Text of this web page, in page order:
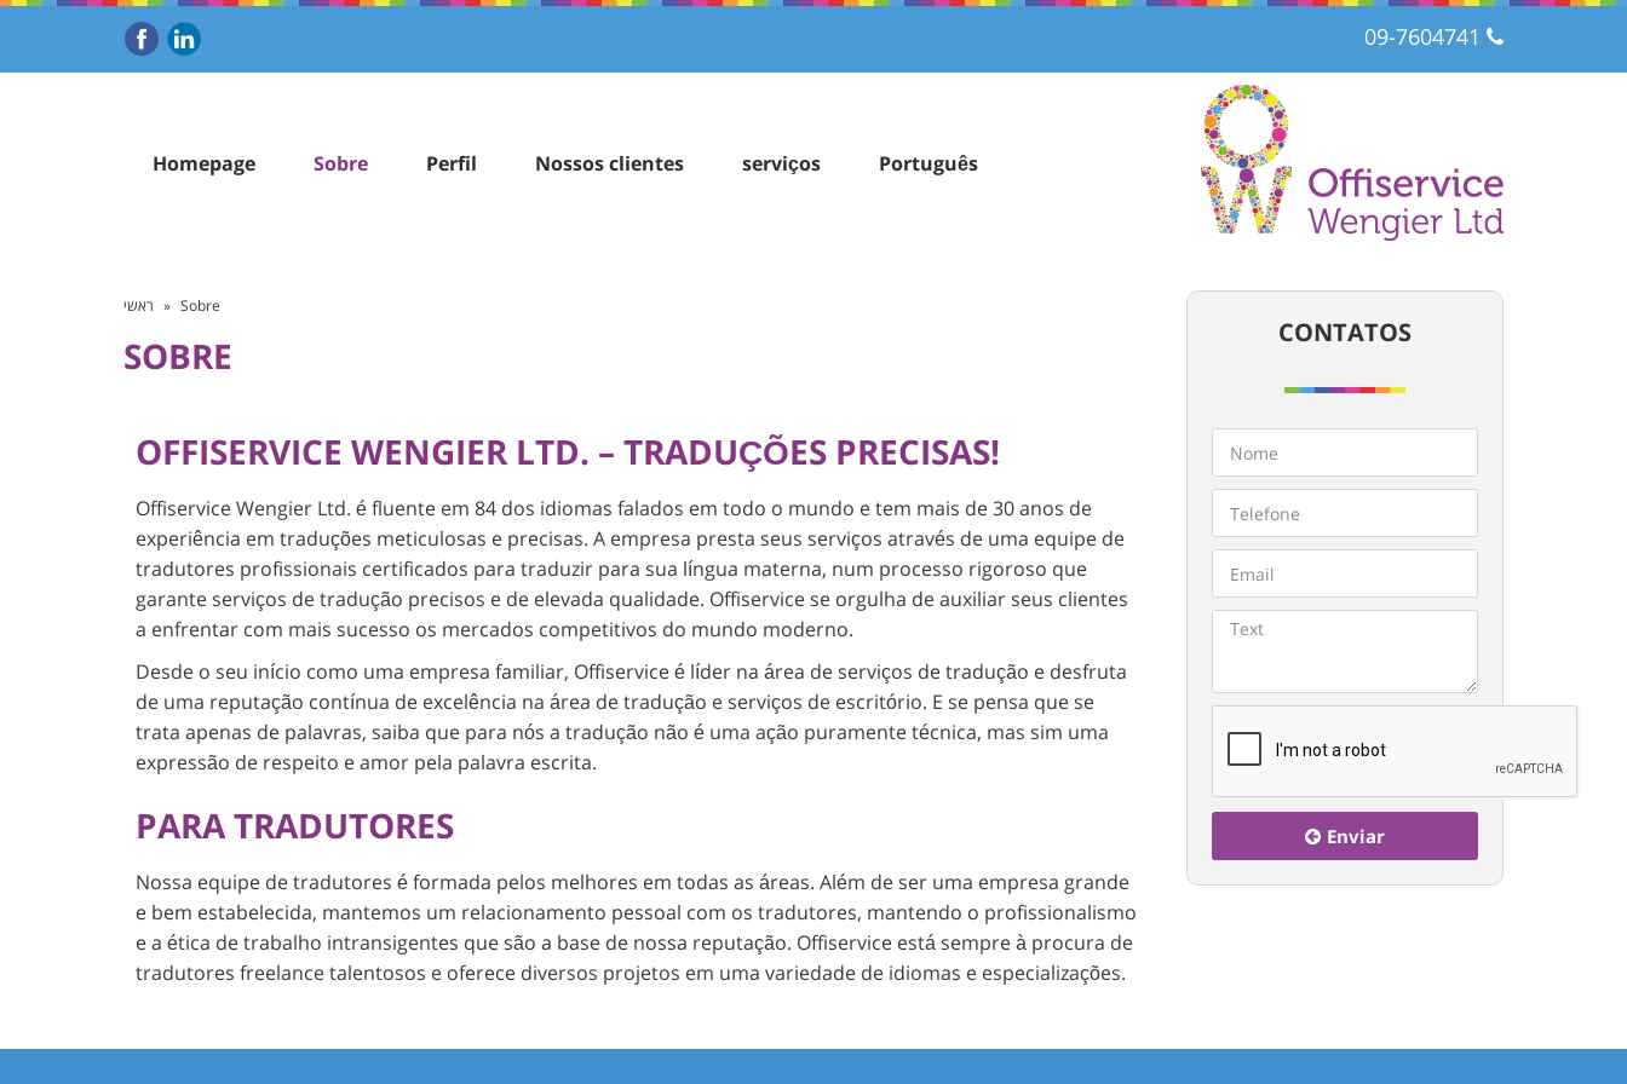
09-7604741
Homepage Sobre Perfil Nossos clientes serviços Português
ראשי » Sobre
SOBRE
OFFISERVICE WENGIER LTD. – TRADUÇÕES PRECISAS!
Offiservice Wengier Ltd. é fluente em 84 dos idiomas falados em todo o mundo e tem mais de 30 anos de
experiência em traduções meticulosas e precisas. A empresa presta seus serviços através de uma equipe de
tradutores profissionais certificados para traduzir para sua língua materna, num processo rigoroso que
garante serviços de tradução precisos e de elevada qualidade. Offiservice se orgulha de auxiliar seus clientes
a enfrentar com mais sucesso os mercados competitivos do mundo moderno.
Desde o seu início como uma empresa familiar, Offiservice é líder na área de serviços de tradução e desfruta
de uma reputação contínua de excelência na área de tradução e serviços de escritório. E se pensa que se
trata apenas de palavras, saiba que para nós a tradução não é uma ação puramente técnica, mas sim uma
expressão de respeito e amor pela palavra escrita.
PARA TRADUTORES
Nossa equipe de tradutores é formada pelos melhores em todas as áreas. Além de ser uma empresa grande
e bem estabelecida, mantemos um relacionamento pessoal com os tradutores, mantendo o profissionalismo
e a ética de trabalho intransigentes que são a base de nossa reputação. Offiservice está sempre à procura de
tradutores freelance talentosos e oferece diversos projetos em uma variedade de idiomas e especializações.
CONTATOS
Enviar